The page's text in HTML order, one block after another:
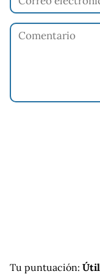
Tu puntuación: Útil